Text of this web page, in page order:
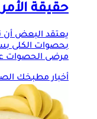
حقيقة الأمر
يعتقد البعض أن
بحصوات الكلى
مرضى الحصوات
أخبار مطبخك